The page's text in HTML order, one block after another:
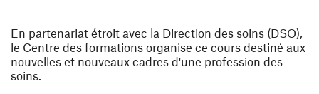
En partenariat étroit avec la Direction des soins (DSO),
le Centre des formations organise ce cours destiné aux
nouvelles et nouveaux cadres d'une profession des
soins.